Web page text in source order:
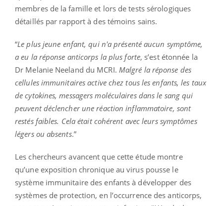
membres de la famille et lors de tests sérologiques
détaillés par rapport à des témoins sains.
“Le plus jeune enfant, qui n'a présenté aucun symptôme,
a eu la réponse anticorps la plus forte, s’est étonnée la
Dr Melanie Neeland du MCRI. Malgré la réponse des
cellules immunitaires active chez tous les enfants, les taux
de cytokines, messagers moléculaires dans le sang qui
peuvent déclencher une réaction inflammatoire, sont
restés faibles. Cela était cohérent avec leurs symptômes
légers ou absents.”
Les chercheurs avancent que cette étude montre
qu’une exposition chronique au virus pousse le
système immunitaire des enfants à développer des
systèmes de protection, en l’occurrence des anticorps,